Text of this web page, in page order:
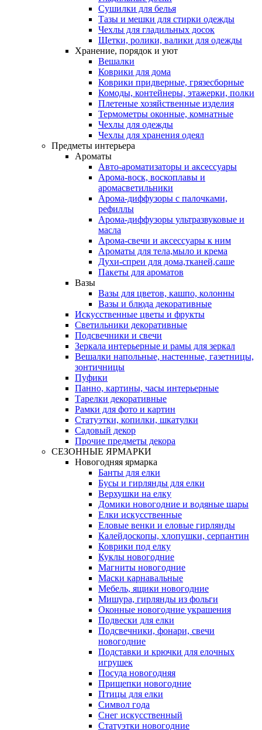
Сушилки для белья
Тазы и мешки для стирки одежды
Чехлы для гладильных досок
Щетки, ролики, валики для одежды
Хранение, порядок и уют
Вешалки
Коврики для дома
Коврики придверные, грязесборные
Комоды, контейнеры, этажерки, полки
Плетеные хозяйственные изделия
Термометры оконные, комнатные
Чехлы для одежды
Чехлы для хранения одеял
Предметы интерьера
Ароматы
Авто-ароматизаторы и аксессуары
Арома-воск, воскоплавы и
аромасветильники
Арома-диффузоры с палочками,
рефиллы
Арома-диффузоры ультразвуковые и
масла
Арома-свечи и аксессуары к ним
Ароматы для тела,мыло и крема
Духи-спреи для дома,тканей,саше
Пакеты для ароматов
Вазы
Вазы для цветов, кашпо, колонны
Вазы и блюда декоративные
Искусственные цветы и фрукты
Светильники декоративные
Подсвечники и свечи
Зеркала интерьерные и рамы для зеркал
Вешалки напольные, настенные, газетницы,
зонтичницы
Пуфики
Панно, картины, часы интерьерные
Тарелки декоративные
Рамки для фото и картин
Статуэтки, копилки, шкатулки
Садовый декор
Прочие предметы декора
СЕЗОННЫЕ ЯРМАРКИ
Новогодняя ярмарка
Банты для елки
Бусы и гирлянды для елки
Верхушки на елку
Домики новогодние и водяные шары
Елки искусственные
Еловые венки и еловые гирлянды
Калейдоскопы, хлопушки, серпантин
Коврики под елку
Куклы новогодние
Магниты новогодние
Маски карнавальные
Мебель, ящики новогодние
Мишура, гирлянды из фольги
Оконные новогодние украшения
Подвески для елки
Подсвечники, фонари, свечи
новогодние
Подставки и крючки для елочных
игрушек
Посуда новогодняя
Прищепки новогодние
Птицы для елки
Символ года
Снег искусственный
Статуэтки новогодние